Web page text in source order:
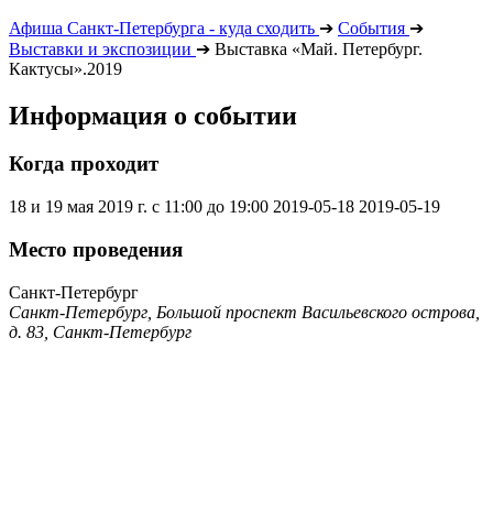
Афиша Санкт-Петербурга - куда сходить ➔ События ➔
Выставки и экспозиции ➔ Выставка «Май. Петербург.
Кактусы».2019
Информация о событии
Когда проходит
18 и 19 мая 2019 г. с 11:00 до 19:00 2019-05-18 2019-05-19
Место проведения
Санкт-Петербург
Санкт-Петербург, Большой проспект Васильевского острова,
д. 83, Санкт-Петербург